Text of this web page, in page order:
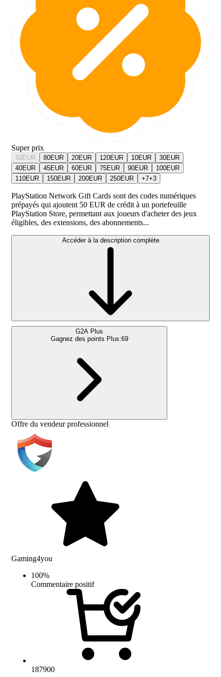
Super prix
50EUR 80EUR 20EUR 120EUR 10EUR 30EUR
40EUR 45EUR 60EUR 75EUR 90EUR 100EUR
110EUR 150EUR 200EUR 250EUR +7+3
PlayStation Network Gift Cards sont des codes numériques
prépayés qui ajoutent 50 EUR de crédit à un portefeuille
PlayStation Store, permettant aux joueurs d'acheter des jeux
éligibles, des extensions, des abonnements...
Accéder à la description complète
G2A Plus
Gagnez des points Plus:69
Offre du vendeur professionnel
Gaming4you
100%
Commentaire positif
187900